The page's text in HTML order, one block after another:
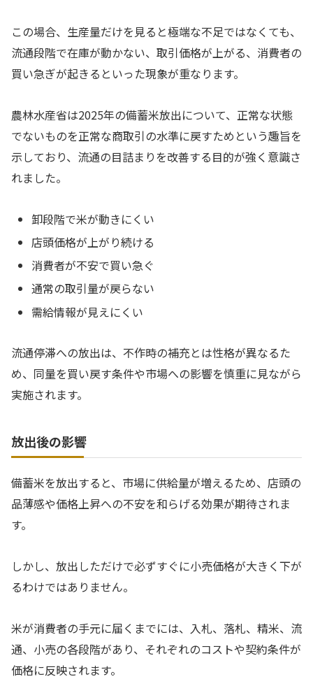
この場合、生産量だけを見ると極端な不足ではなくても、
流通段階で在庫が動かない、取引価格が上がる、消費者の
買い急ぎが起きるといった現象が重なります。
農林水産省は2025年の備蓄米放出について、正常な状態
でないものを正常な商取引の水準に戻すためという趣旨を
示しており、流通の目詰まりを改善する目的が強く意識さ
れました。
卸段階で米が動きにくい
店頭価格が上がり続ける
消費者が不安で買い急ぐ
通常の取引量が戻らない
需給情報が見えにくい
流通停滞への放出は、不作時の補充とは性格が異なるた
め、同量を買い戻す条件や市場への影響を慎重に見ながら
実施されます。
放出後の影響
備蓄米を放出すると、市場に供給量が増えるため、店頭の
品薄感や価格上昇への不安を和らげる効果が期待されま
す。
しかし、放出しただけで必ずすぐに小売価格が大きく下が
るわけではありません。
米が消費者の手元に届くまでには、入札、落札、精米、流
通、小売の各段階があり、それぞれのコストや契約条件が
価格に反映されます。